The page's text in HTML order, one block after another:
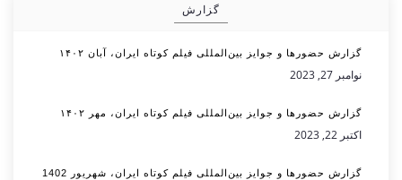
گزارش
گزارش حضورها و جوایز بین‌المللی فیلم کوتاه ایران، آبان ۱۴۰۲
نوامبر 27, 2023
گزارش حضورها و جوایز بین‌المللی فیلم کوتاه ایران، مهر ۱۴۰۲
اکتبر 22, 2023
گزارش حضورها و جوایز بین‌المللی فیلم کوتاه ایران، شهریور 1402